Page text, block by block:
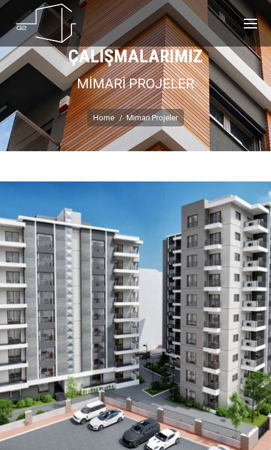
ÇALIŞMALARIMIZ
MİMARİ PROJELER
You are here:
Home Mimari Projeler